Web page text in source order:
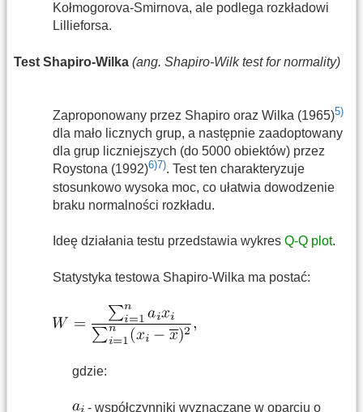
Kołmogorova-Smirnova, ale podlega rozkładowi
Lillieforsa.
Test Shapiro-Wilka (ang. Shapiro-Wilk test for normality)
Zaproponowany przez Shapiro oraz Wilka (1965)5)
dla mało licznych grup, a następnie zaadoptowany
dla grup liczniejszych (do 5000 obiektów) przez
Roystona (1992)6)7). Test ten charakteryzuje
stosunkowo wysoka moc, co ułatwia dowodzenie
braku normalności rozkładu.
Ideę działania testu przedstawia wykres Q-Q plot.
Statystyka testowa Shapiro-Wilka ma postać:
gdzie:
- współczynniki wyznaczane w oparciu o